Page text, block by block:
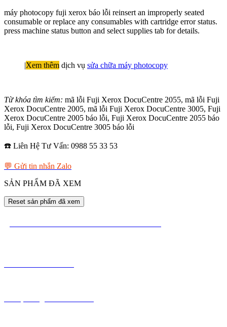
máy photocopy fuji xerox báo lỗi reinsert an improperly seated
consumable or replace any consumables with cartridge error status.
press machine status button and select supplies tab for details.
|Xem thêm dịch vụ sửa chữa máy photocopy
Từ khóa tìm kiếm: mã lỗi Fuji Xerox DocuCentre 2055, mã lỗi Fuji
Xerox DocuCentre 2005, mã lỗi Fuji Xerox DocuCentre 3005, Fuji
Xerox DocuCentre 2005 báo lỗi, Fuji Xerox DocuCentre 2055 báo
lỗi, Fuji Xerox DocuCentre 3005 báo lỗi
☎️ Liên Hệ Tư Vấn: 0988 55 33 53
💬 Gửi tin nhắn Zalo
SẢN PHẨM ĐÃ XEM
Reset sản phẩm đã xem